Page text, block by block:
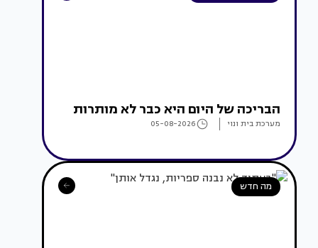
הבריכה של היום היא כבר לא מותרות
מערכת בית ונוי 05-08-2026
מה חדש